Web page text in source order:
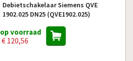
Debietschakelaar Siemens QVE
1902.025 DN25 (QVE1902.025)
op voorraad
€ 120,56